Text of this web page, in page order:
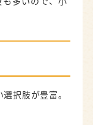
択肢が豊富。